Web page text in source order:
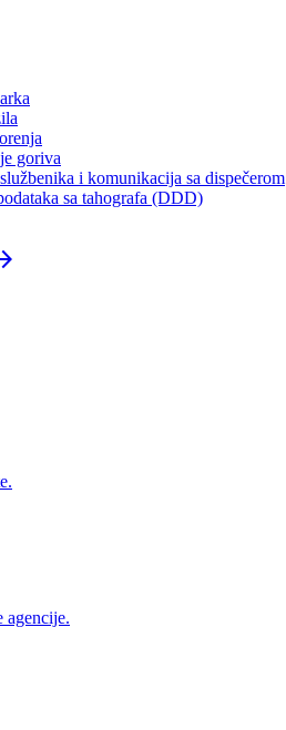
goriva
i komunikacija sa dispečerom
sa tahografa (DDD)
agencije.